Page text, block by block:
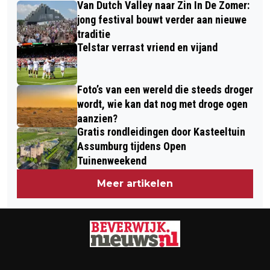
SAMENGESTELD?
BAAK
Van Dutch Valley naar Zin In De Zomer:
jong festival bouwt verder aan nieuwe
traditie
Telstar verrast vriend en vijand
Foto’s van een wereld die steeds droger
wordt, wie kan dat nog met droge ogen
aanzien?
Gratis rondleidingen door Kasteeltuin
Assumburg tijdens Open
Tuinenweekend
Meer artikelen